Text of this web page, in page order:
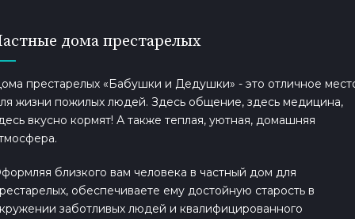
дома престарелых
престарелых «Бабушки и Дедушки» - это отличное
жизни пожилых людей. Здесь общение, здесь медицина,
вкусно кормят! А также теплая, уютная, домашняя
близкого вам человека в частный дом для
обеспечиваете ему достойную старость в
заботливых людей и квалифицированного